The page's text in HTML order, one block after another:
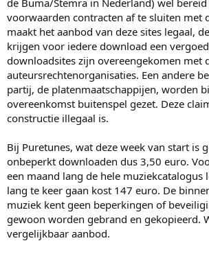
voorwaarden contracten af te sluiten met
maakt het aanbod van deze sites legaal,
krijgen voor iedere download een
downloadsites zijn overeengekomen met
auteursrechtenorganisaties. Een andere
partij, de platenmaatschappijen, worden
overeenkomst buitenspel gezet. Deze
constructie illegaal is.
Bij Puretunes, wat deze week van start is
onbeperkt downloaden dus 3,50 euro.
een maand lang de hele muziekcatalogus
lang te keer gaan kost 147 euro. De
muziek kent geen beperkingen of
gewoon worden gebrand en gekopieerd.
vergelijkbaar aanbod.